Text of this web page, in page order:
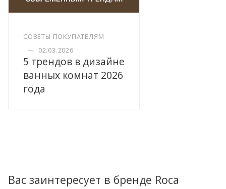
СОВЕТЫ ПОКУПАТЕЛЯМ
— 02.03.2026
5 трендов в дизайне
ванных комнат 2026
года
Вас заинтересует в бренде Roca